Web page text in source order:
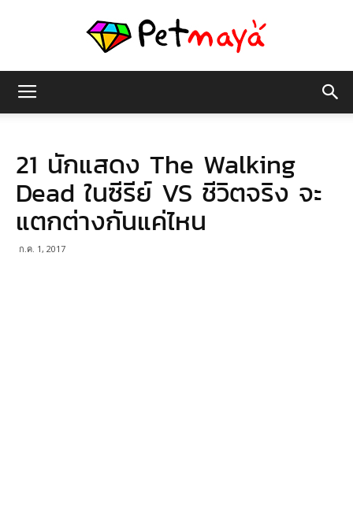
มายา
21 นักแสดง The Walking
Dead ในซีรีย์ VS ชีวิตจริง จะ
แตกต่างกันแค่ไหน
ก.ค. 1, 2017